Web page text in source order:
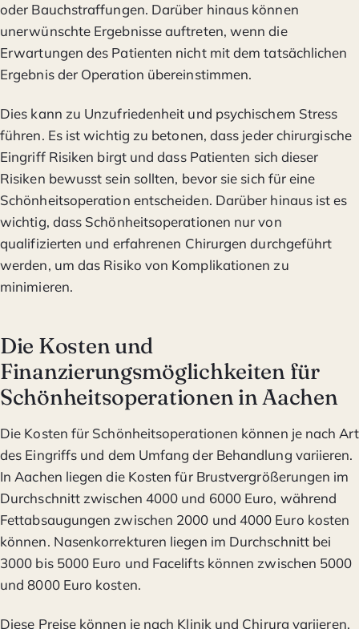
oder Bauchstraffungen. Darüber hinaus können
unerwünschte Ergebnisse auftreten, wenn die
Erwartungen des Patienten nicht mit dem tatsächlichen
Ergebnis der Operation übereinstimmen.
Dies kann zu Unzufriedenheit und psychischem Stress
führen. Es ist wichtig zu betonen, dass jeder chirurgische
Eingriff Risiken birgt und dass Patienten sich dieser
Risiken bewusst sein sollten, bevor sie sich für eine
Schönheitsoperation entscheiden. Darüber hinaus ist es
wichtig, dass Schönheitsoperationen nur von
qualifizierten und erfahrenen Chirurgen durchgeführt
werden, um das Risiko von Komplikationen zu
minimieren.
Die Kosten und
Finanzierungsmöglichkeiten für
Schönheitsoperationen in Aachen
Die Kosten für Schönheitsoperationen können je nach Art
des Eingriffs und dem Umfang der Behandlung variieren.
In Aachen liegen die Kosten für Brustvergrößerungen im
Durchschnitt zwischen 4000 und 6000 Euro, während
Fettabsaugungen zwischen 2000 und 4000 Euro kosten
können. Nasenkorrekturen liegen im Durchschnitt bei
3000 bis 5000 Euro und Facelifts können zwischen 5000
und 8000 Euro kosten.
Diese Preise können je nach Klinik und Chirurg variieren.